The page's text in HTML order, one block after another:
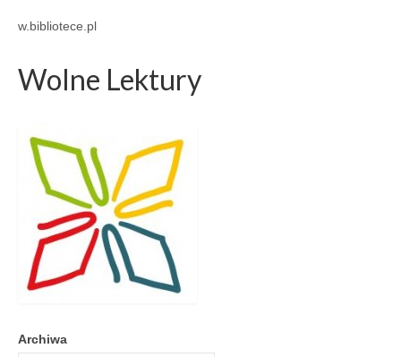
Galeria 2024
Galeria 2023
Galeria 2021
Galeria 2020
Galeria 2019
Galeria 2018
O bibliotece
w.bibliotece.pl
Wolne Lektury
Archiwa